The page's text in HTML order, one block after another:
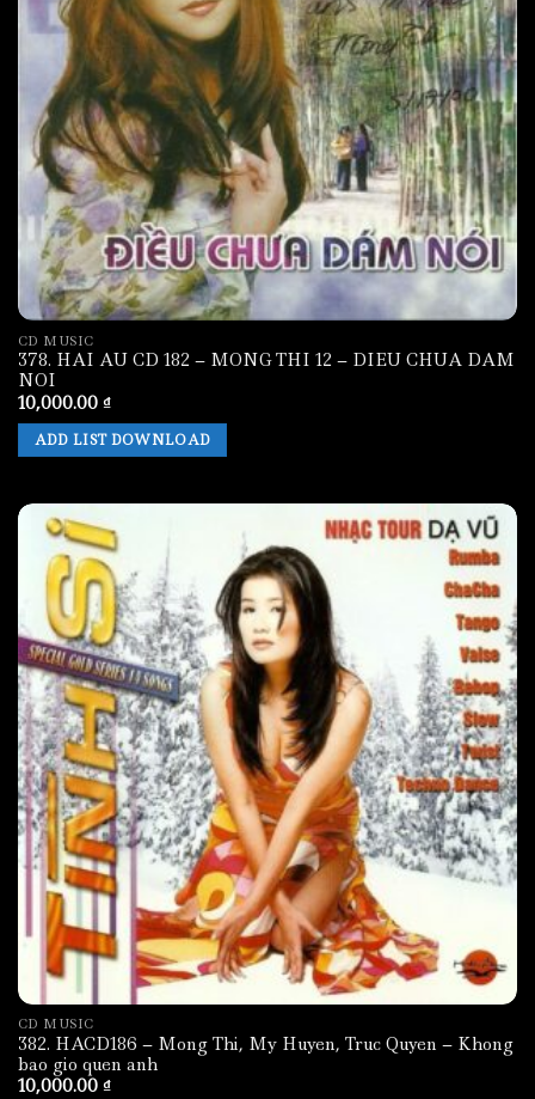
CD MUSIC
378. HAI AU CD 182 – MONG THI 12 – DIEU CHUA DAM
NOI
10,000.00 ₫
ADD LIST DOWNLOAD
CD MUSIC
382. HACD186 – Mong Thi, My Huyen, Truc Quyen – Khong
bao gio quen anh
10,000.00 ₫